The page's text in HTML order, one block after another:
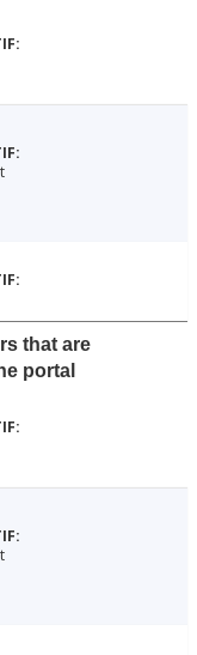
that are
portal